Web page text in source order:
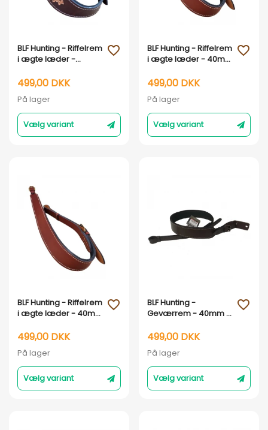
Vis her
BLF Hunting - Riffelrem
i ægte læder -
40mm : Brun
499,00 DKK
På lager
Vælg variant
favorite_outline
Vis her
BLF Hunting - Riffelrem
i ægte læder - 40mm
499,00 DKK
På lager
Vælg variant
favorite_outline
Vis her
BLF Hunting - Riffelrem
i ægte læder - 40mm
499,00 DKK
På lager
Vælg variant
favorite_outline
BLF Hunting -
Geværrem - 40mm -
499,00 DKK
På lager
Vælg variant
favorite_outline